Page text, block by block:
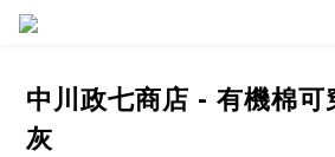
中川政七商店 - 有機棉
灰